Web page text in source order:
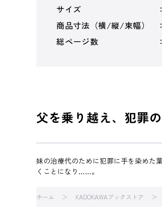
サイズ
商品寸法（横/縦/束幅）
総ページ数
父を乗り越え、犯罪
妹の治療代のために犯罪に手を染めた
くことになり……。
ホーム KADOKAWAブックストア